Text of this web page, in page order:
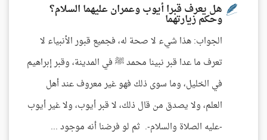
هل يعرف قبرا أيوب وعمران عليهما السلام؟
وحكم زيارتهما
الجواب: هذا شيء لا صحة له، فجميع قبور الأنبياء لا
تعرف ما عدا قبر نبينا محمد ﷺ في المدينة، وقبر إبراهيم
في الخليل، وما سوى ذلك فهو غير معروف عند أهل
العلم، ولا يصدق من قال ذلك، لا قبر أيوب، ولا غير أيوب
-عليه الصلاة والسلام-. ثم لو فرضنا أنه موجود ...